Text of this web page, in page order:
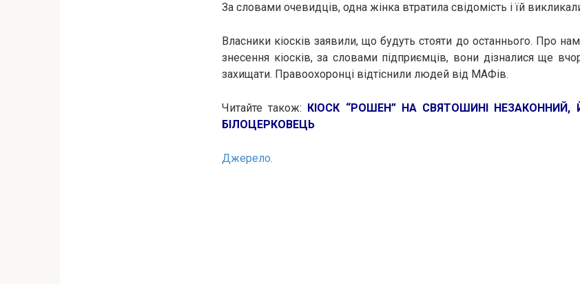
За словами очевидців, одна жінка втратила свідомість і їй
Власники кіосків заявили, що будуть стояти до останнього. Про
знесення кіосків, за словами підприємців, вони дізналися ще
захищати. Правоохоронці відтіснили людей від МАФів.
Читайте також: КІОСК “РОШЕН” НА СВЯТОШИНІ
БІЛОЦЕРКОВЕЦЬ
Джерело.